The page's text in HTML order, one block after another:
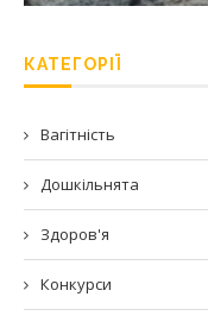
КАТЕГОРІЇ
Вагітність
Дошкільнята
Здоров'я
Конкурси